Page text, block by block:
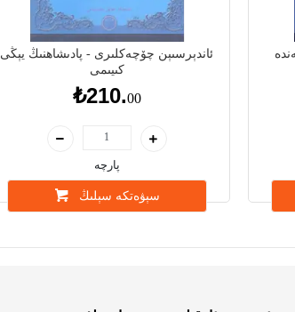
ئاندېرسىېن چۆچەكلىرى - پادىشاھنىڭ يېڭى
كىيىمى
₺210.00
پارچە
سېۋەتكە سېلىڭ